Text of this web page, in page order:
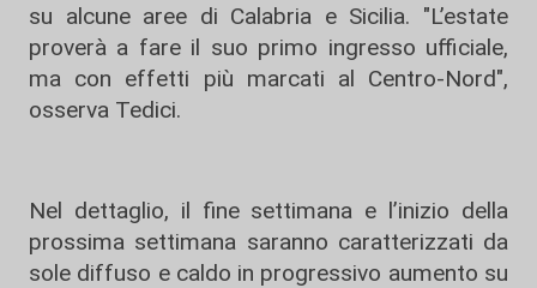
su alcune aree di Calabria e Sicilia. "L’estate
proverà a fare il suo primo ingresso ufficiale,
ma con effetti più marcati al Centro-Nord",
osserva Tedici.
Nel dettaglio, il fine settimana e l’inizio della
prossima settimana saranno caratterizzati da
sole diffuso e caldo in progressivo aumento su